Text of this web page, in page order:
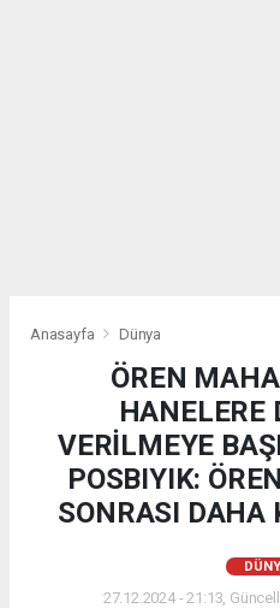
Anasayfa Dünya
ÖREN
HANELERE
VERİLMEYE
POSBIYIK:
SONRASI DAHA
27.12.2024 - 21:13,